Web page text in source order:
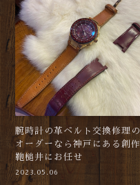
腕時計の革ベルト交換修理の
オーダーなら神戸にある創作
鞄槌井にお任せ
2023.05.06